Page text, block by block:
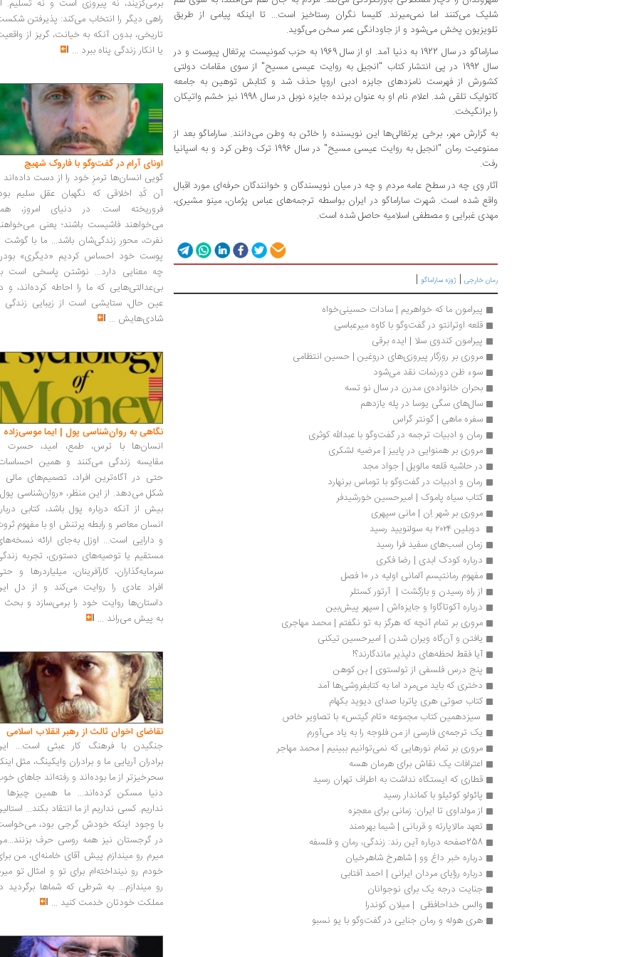
شلیک می‌کنند اما نمی‌میرند. کلیسا نگران رستاخیز است... تا اینکه پیامی از طریق
تلویزیون پخش می‌شود و از جاودانگی عمر سخن می‌گوید.
ساراماگو در سال 1922 به دنیا آمد. او از سال 1969 به حزب کمونیست پرتغال پیوست و در
سال 1992 در پی انتشار کتاب "انجیل به روایت عیسی مسیح" از سوی مقامات دولتی
کشورش از فهرست نامزدهای جایزه ادبی اروپا حذف شد و کتابش توهین به جامعه
کاتولیک تلقی شد. اعلام نام او به عنوان برنده جایزه نوبل در سال 1998 نیز خشم واتیکان
را برانگیخت.
به گزارش مهر، برخی پرتغالی‌ها این نویسنده را خائن به وطن می‌دانند. ساراماگو بعد از
ممنوعیت رمان "انجیل به روایت عیسی مسیح" در سال 1996 ترک وطن کرد و به اسپانیا
رفت.
آثار وی چه در سطح عامه مردم و چه در میان نویسندگان و خوانندگان حرفه‌‌ای مورد اقبال
واقع شده ‌است. شهرت ساراماگو در ایران بواسطه ترجمه‌های عباس پژمان، مینو مشیری،
مهدی غبرایی و مصطفی اسلامیه حاصل شده است.
رمان خارجی | ژوزه ساراماگو |
پیرامون ما که خواهریم | سادات حسینی‌خواه
قلعه اوترانتو در گفت‌وگو با کاوه میرعباسی
پیرامون کندوی سلا | ایده برقی
مروری بر روزگار پیروزی‌های دروغین | حسین انتظامی
سوء ظن دورنمات نقد می‌شود
بحران خانواده‌ی مدرن در سال نو تسه
سال‌های سگی یوسا در پله یازدهم
سفره ماهی | گونتر گراس
رمان و ادبیات ترجمه در گفت‌وگو با عبدالله کوثری
مروری بر همنوایی در پاییز | مرضیه لشکری
در حاشیه قلعه مالویل | جواد مجد
رمان و ادبیات در گفت‌وگو با توماس برنهارد
کتاب سیاه پاموک | امیرحسین خورشیدفر
مروری بر شهر اِن | مانی سپهری
دوبلین ۲۰۲۴ به سولنویید رسید
زمان اسب‌های سفید فرا رسید
درباره کودک ابدی | رضا فکری
مفهوم رمانتیسم آلمانی اولیه در 10 فصل
از راه رسیدن و بازگشت |  آرتور کستلر
درباره آکوتاگاوا و جایزه‌اش | سپهر پیش‌بین
مروری بر تمام آنچه که هرگز به تو نگفتم | محمد مهاجری
یافتن و آن‌گاه ویران شدن | امیرحسین تیكنی
آیا فقط لحظه‌های دلپذیر ماندگارند؟!
پنج درس فلسفی از تولستوی | بن کوهن
دختری که باید می‌مرد اما به کتابفروشی‌ها آمد
کتاب صوتی هری پاتربا صدای دیوید بکهام
سیزدهمین کتاب مجموعه «تام گیتس» با تصاویر خاص
یک ترجمه‌ی فارسی از من فلوجه را به یاد می‌آورم
مروری بر تمام نورهایی که نمی‌توانیم ببینیم | محمد مهاجر
اعترافات یک نقاش برای هرمان هسه
قطاری که ایستگاه نداشت به اطراف تهران رسید
پائولو کوئیلو با کماندار رسید
از مولداوی تا ایران: زمانی برای معجزه
تعهد مالاپارته و قربانی | شيما بهره‌مند
258صفحه درباره آین رند: زندگی، رمان و فلسفه
درباره خبر داغ وو | شاهرخ شاهرخیان
درباره رؤیای مردان ایرانی | احمد آفتابی
جنایت درجه یک برای نوجوانان
والس خداحافظی  | میلان کوندرا
هری هوله و رمان جنایی در گفت‌وگو با یو نسبو
برمی‌گزیند، نه پیروزی است و نه تسلیم.
راهی دیگر را انتخاب می‌کند: پذیرفتن
تاریخی، بدون آنکه به خیانت، گریز از
یا انکار زندگی پناه ببرد ...
اونای آرام در گفت‌وگو با فاروک شهیچ‭
گویی انسان‌ها ترمزِ خود را از دست داده‌اند
آن کُدِ اخلاقی که نگهبان عقل سلیم
فروریخته است. در دنیای امروز،
می‌خواهند فاشیست باشند؛ یعنی
نفرت، محورِ زندگی‌شان باشد... ما با گوشت
پوست خود احساس کردیم «دیگری»
چه معنایی دارد... نوشتن پاسخی است
بی‌عدالتی‌هایی که ما را احاطه کرده‌اند، و
عین حال، ستایشی است از زیبایی زندگی
شادی‌هایش ...
نگاهی به روان‌شناسی پول | ایما موسی‌زاده
انسان‌ها با ترس، طمع، امید، حسرت
مقایسه زندگی می‌کنند و همین
حتی در آگاه‌ترین افراد، تصمیم‌های مالی
شکل می‌دهد. از این منظر، «روان‌شناسی
بیش از آنکه درباره پول باشد، کتابی
انسان معاصر و رابطه پرتنش او با مفهوم
و دارایی است... اوزل به‌جای ارائه
مستقیم یا توصیه‌های دستوری، تجربه
سرمایه‌گذاران، کارآفرینان، میلیاردرها و
افراد عادی را روایت می‌کند و از دل
داستان‌ها روایت خود را برمی‌سازد و بحث
به پیش می‌راند ...
تقاضای اخوان ثالث از رهبر انقلاب اسلامی
جنگیدن با فرهنگ کار عبثی است...
برادران آریایی ما و برادران وایکینگ، مثل
سحرخیزتر از ما بوده‌اند و رفته‌اند جاهای
دنیا مسکن کرده‌اند... ما همین چیزها
نداریم. کسی نداریم از ما انتقاد بکند...
با وجود اینکه خودش گرجی بود،
در گرجستان نیز همه روسی حرف
میرم رو میندازم پیش آقای خامنه‌ای، من
خودم رو نینداخته‌ام برای تو و امثال تو
رو میندازم... به شرطی که شماها برگردید
مملکت خودتان خدمت کنید ...